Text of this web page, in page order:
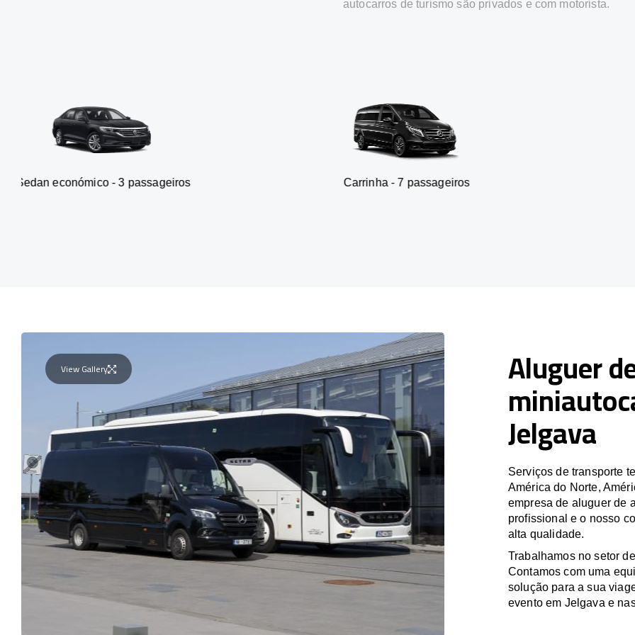
autocarros de turismo são privados e com motorista.
- 3 passageiros Carrinha - 7 passageiros SUV - 3
View Gallery Aluguer
Jelgava
Serviços de transporte
América do Norte,
empresa de aluguer de
profissional e o nosso
alta qualidade.
Trabalhamos no setor
Contamos com uma
solução para a sua
evento em Jelgava e